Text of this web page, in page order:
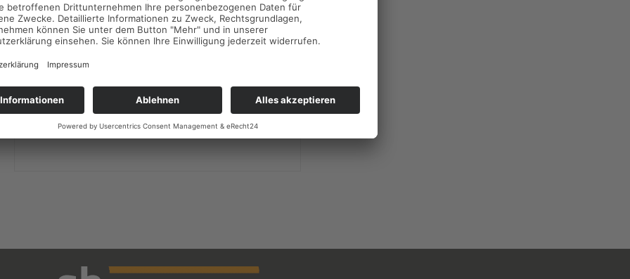
Mein Podcast-Tipp
Der Mediendienst turi2 hat mich nach meinem Lieblings-
„Machtwechsel“ von Dagmar Rosenfeld und Robin
Alexander. Journalistisch perfekt gemacht. Aber lest
selbst.